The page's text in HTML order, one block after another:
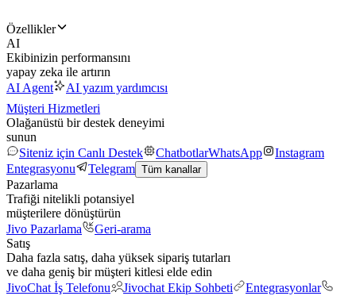
Özellikler
AI
Ekibinizin performansını
yapay zeka ile artırın
AI Agent
AI yazım yardımcısı
Müşteri Hizmetleri
Olağanüstü bir destek deneyimi
sunun
Siteniz için Canlı Destek
ChatbotlarWhatsApp
Instagram
Entegrasyonu
Telegram Tüm kanallar
Pazarlama
Trafiği nitelikli potansiyel
müşterilere dönüştürün
Jivo Pazarlama
Geri-arama
Satış
Daha fazla satış, daha yüksek sipariş tutarları
ve daha geniş bir müşteri kitlesi elde edin
JivoChat İş Telefonu
Jivochat Ekip Sohbeti
Entegrasyonlar